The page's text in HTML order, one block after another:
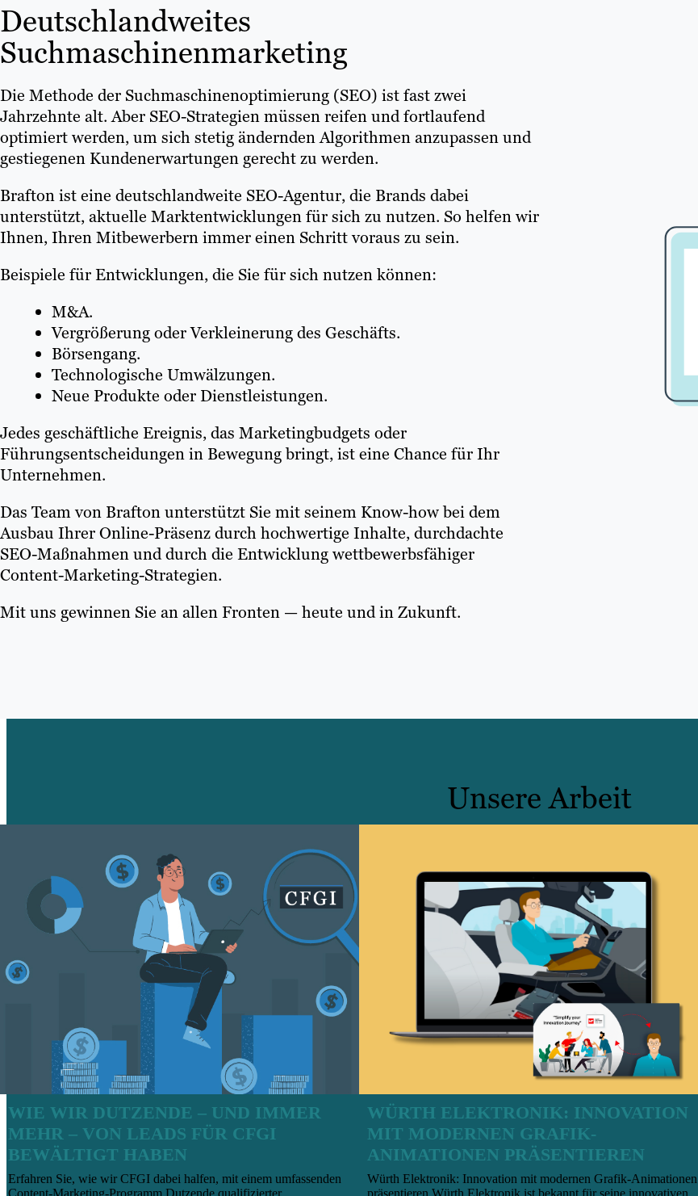
Deutschlandweites
Suchmaschinenmarketing
Die Methode der Suchmaschinenoptimierung (SEO) ist fast zwei
Jahrzehnte alt. Aber SEO-Strategien müssen reifen und fortlaufend
optimiert werden, um sich stetig ändernden Algorithmen anzupassen und
gestiegenen Kundenerwartungen gerecht zu werden.
Brafton ist eine deutschlandweite SEO-Agentur, die Brands dabei
unterstützt, aktuelle Marktentwicklungen für sich zu nutzen. So helfen wir
Ihnen, Ihren Mitbewerbern immer einen Schritt voraus zu sein.
Beispiele für Entwicklungen, die Sie für sich nutzen können:
M&A.
Vergrößerung oder Verkleinerung des Geschäfts.
Börsengang.
Technologische Umwälzungen.
Neue Produkte oder Dienstleistungen.
Jedes geschäftliche Ereignis, das Marketingbudgets oder
Führungsentscheidungen in Bewegung bringt, ist eine Chance für Ihr
Unternehmen.
Das Team von Brafton unterstützt Sie mit seinem Know-how bei dem
Ausbau Ihrer Online-Präsenz durch hochwertige Inhalte, durchdachte
SEO-Maßnahmen und durch die Entwicklung wettbewerbsfähiger
Content-Marketing-Strategien.
Mit uns gewinnen Sie an allen Fronten — heute und in Zukunft.
Unsere Arbeit
WIE WIR DUTZENDE – UND IMMER
MEHR – VON LEADS FÜR CFGI
BEWÄLTIGT HABEN
Erfahren Sie, wie wir CFGI dabei halfen, mit einem umfassenden
WÜRTH ELEKTRONIK: INNOVATION
MIT MODERNEN GRAFIK-
ANIMATIONEN PRÄSENTIEREN
Würth Elektronik: Innovation mit modernen Grafik-Animationen